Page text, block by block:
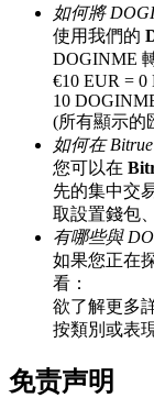
邀请好友
邀請朋友獲
BTC 專享獎勵
如何將
使用我們的
DOGINME
€10 EUR =
10
(所有顯示的
如何在
您可以在
先的集中交
取設置錢包
有哪些與
如果您正在
看：
欲了解更多
按類別或表
免责声明